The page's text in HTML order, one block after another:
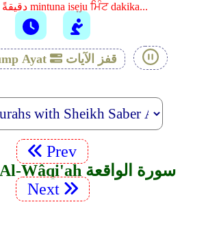
...minutes دقيقةً mintuna isẹju ਮਿੰਟ dakika...
Ayat قفز الآيات
Prev
56. Surah Al-Wâqi'ah سورة الواقعة
Next